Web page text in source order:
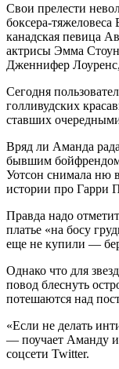
Свои прелести
боксера-
канадская певица
актрисы Эмма
Дженнифер
Сегодня
голливудских
ставших
Вряд ли Аманда
бывшим бойфрендом
Уотсон снимала ню
истории про Гарри
Правда надо
платье «на босу
еще не купили —
Однако что для
повод блеснуть
потешаются над
«Если не делать
— поучает Аманду
соцсети Twitter.